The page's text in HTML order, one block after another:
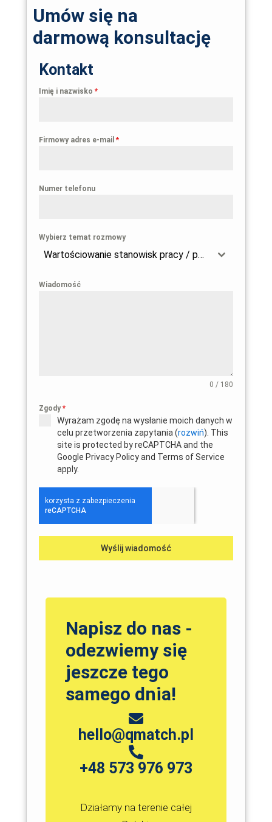
Umów się na
darmową konsultację
Kontakt
Imię i nazwisko*
Firmowy adres e-mail*
Numer telefonu
Wybierz temat rozmowy
Wartościowanie stanowisk pracy / przygotowanie firmy do wdrożenia dyrektywy 2023/970
Wiadomość
0 / 180
Zgody*
Wyrażam zgodę na wysłanie moich danych w
celu przetworzenia zapytania (rozwiń). This
site is protected by reCAPTCHA and the
Google Privacy Policy and Terms of Service
apply.
Wyślij wiadomość
Napisz do nas -
odezwiemy się
jeszcze tego
samego dnia!
hello@qmatch.pl
+48 573 976 973
Działamy na terenie całej